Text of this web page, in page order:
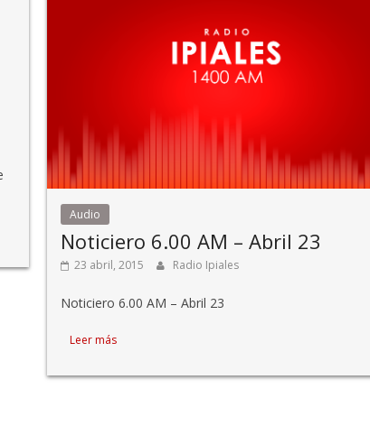
Audio
Noticiero 6.00 AM – Abril 23
23 abril, 2015 Radio Ipiales
Noticiero 6.00 AM – Abril 23
Leer más